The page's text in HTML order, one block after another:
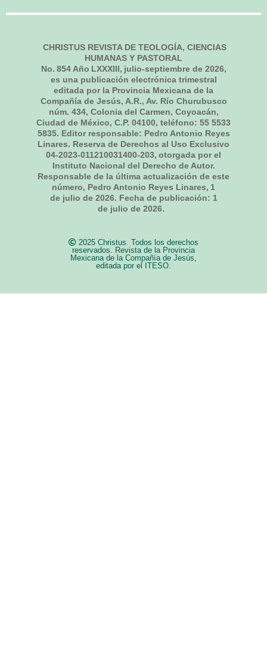
CHRISTUS REVISTA DE TEOLOGÍA, CIENCIAS
HUMANAS Y PASTORAL
No. 854Año LXXXIII, julio-septiembre de 2026,
es una publicación electrónica trimestral
editada por la Provincia Mexicana de la
Compañía de Jesús, A.R., Av. Río Churubusco
núm. 434, Colonia del Carmen, Coyoacán,
Ciudad de México, C.P. 04100, teléfono: 55 5533
5835. Editor responsable: Pedro Antonio Reyes
Linares. Reserva de Derechos al Uso Exclusivo
04-2023-011210031400-203, otorgada por el
Instituto Nacional del Derecho de Autor.
Responsable de la última actualización de este
número, Pedro Antonio Reyes Linares, 1
de julio de 2026. Fecha de publicación: 1
de julio de 2026.
2025 Christus. Todos los derechos
reservados. Revista de la Provincia
Mexicana de la Compañía de Jesús,
editada por el ITESO.